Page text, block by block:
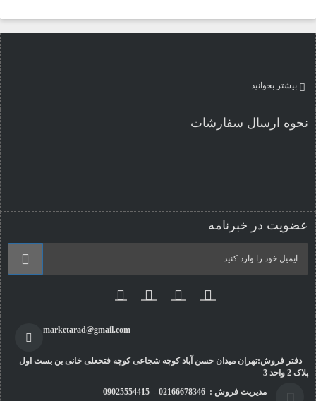
بیشتر بخوانید
نحوه ارسال سفارشات
عضویت در خبرنامه
marketarad@gmail.com
دفتر فروش:تهران میدان حسن آباد کوچه شجاعی کوچه فتحعلی خانی بن بست اول
پلاک 2 واحد 3
مدیریت فروش : 02166678346 - 09025554415